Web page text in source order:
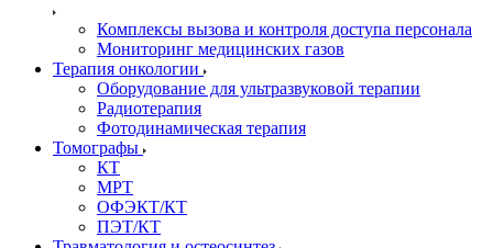
Комплексы вызова и контроля доступа персонала
Мониторинг медицинских газов
Терапия онкологии
Оборудование для ультразвуковой терапии
Радиотерапия
Фотодинамическая терапия
Томографы
КТ
МРТ
ОФЭКТ/КТ
ПЭТ/КТ